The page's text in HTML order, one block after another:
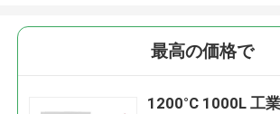
最高の価格で
1200°C 1000L 工